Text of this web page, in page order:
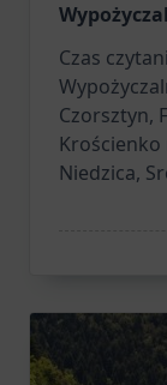
Czas
Czorsztyn,
Krościenko
Niedzica,